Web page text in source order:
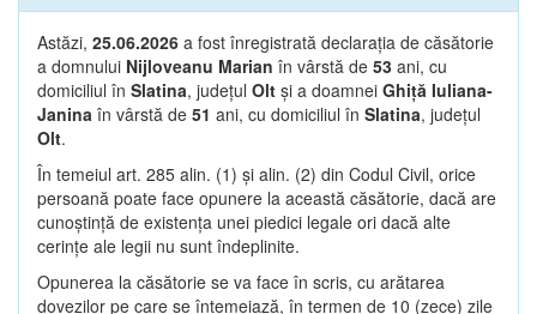
Astăzi, 25.06.2026 a fost înregistrată declarația de căsătorie
a domnului Nijloveanu Marian în vârstă de 53 ani, cu
domiciliul în Slatina, județul Olt și a doamnei Ghiță Iuliana-
Janina în vârstă de 51 ani, cu domiciliul în Slatina, județul
Olt.
În temeiul art. 285 alin. (1) și alin. (2) din Codul Civil, orice
persoană poate face opunere la această căsătorie, dacă are
cunoștință de existența unei piedici legale ori dacă alte
cerințe ale legii nu sunt îndeplinite.
Opunerea la căsătorie se va face în scris, cu arătarea
dovezilor pe care se întemeiază, în termen de 10 (zece) zile